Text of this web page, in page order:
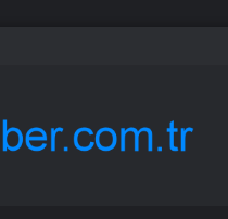
Yol Açmadı